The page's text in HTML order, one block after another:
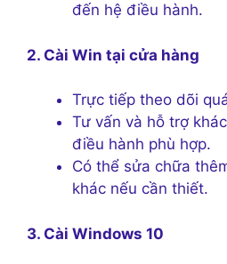
đến hệ điều hành.
2. Cài Win tại cửa hàng
Trực tiếp theo dõi
Tư vấn và hỗ trợ
điều hành phù hợp.
Có thể sửa chữa
khác nếu cần thiết.
3. Cài Windows 10